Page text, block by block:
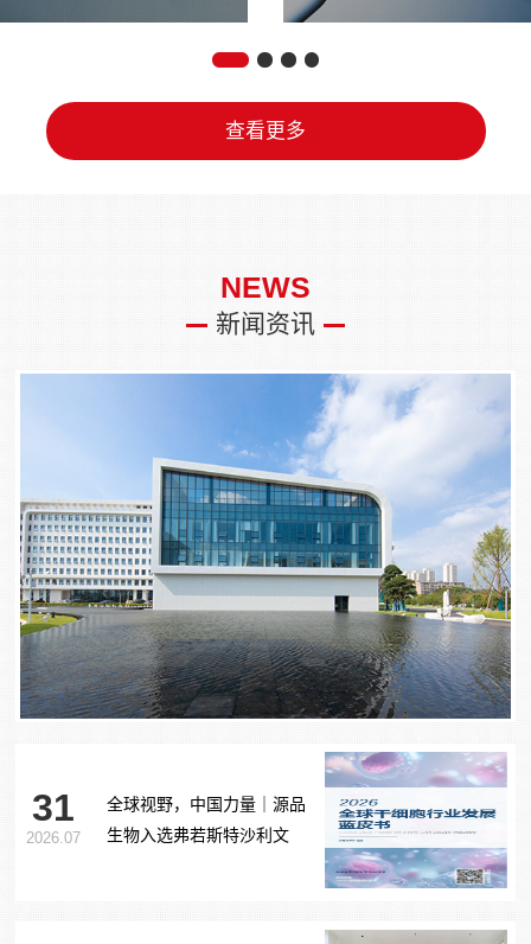
查看更多
NEWS
新闻资讯
31
2026.07
全球视野，中国力量｜源品
生物入选弗若斯特沙利文